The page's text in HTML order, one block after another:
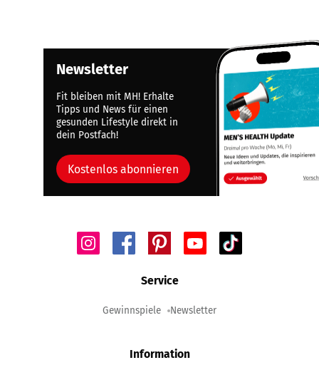
Newsletter
Fit bleiben mit MH! Erhalte
Tipps und News für einen
gesunden Lifestyle direkt in
dein Postfach!
Kostenlos abonnieren
Service
Gewinnspiele Newsletter
Information